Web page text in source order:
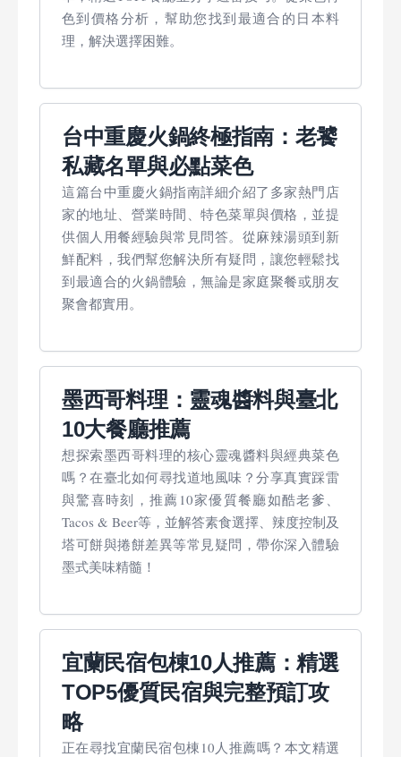
色到價格分析，幫助您找到最適合的日本料
理，解決選擇困難。
台中重慶火鍋終極指南：老饕
私藏名單與必點菜色
這篇台中重慶火鍋指南詳細介紹了多家熱門店
家的地址、營業時間、特色菜單與價格，並提
供個人用餐經驗與常見問答。從麻辣湯頭到新
鮮配料，我們幫您解決所有疑問，讓您輕鬆找
到最適合的火鍋體驗，無論是家庭聚餐或朋友
聚會都實用。
墨西哥料理：靈魂醬料與臺北
10大餐廳推薦
想探索墨西哥料理的核心靈魂醬料與經典菜色
嗎？在臺北如何尋找道地風味？分享真實踩雷
與驚喜時刻，推薦10家優質餐廳如酷老爹、
Tacos & Beer等，並解答素食選擇、辣度控制及
塔可餅與捲餅差異等常見疑問，帶你深入體驗
墨式美味精髓！
宜蘭民宿包棟10人推薦：精選
TOP5優質民宿與完整預訂攻
略
正在尋找宜蘭民宿包棟10人推薦嗎？本文精選